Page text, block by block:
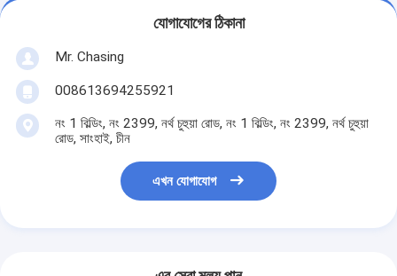
যোগাযোগের ঠিকানা
Mr. Chasing
008613694255921
নং 1 বিল্ডিং, নং 2399, নর্থ চুহুয়া রোড, নং 1 বিল্ডিং, নং 2399, নর্থ চুহুয়া
রোড, সাংহাই, চীন
এখন যোগাযোগ